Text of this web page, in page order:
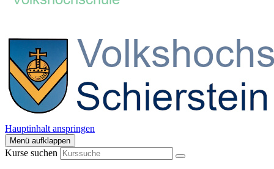
Hauptinhalt anspringen
Menü aufklappen
Kurse suchen